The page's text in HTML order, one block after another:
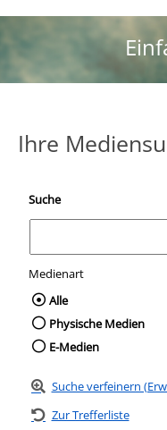
Ihre
Suche
Medienart
Wählen Sie
Alle
Physische Medien
E-Medien
Suche verfeinern
Zur Trefferliste